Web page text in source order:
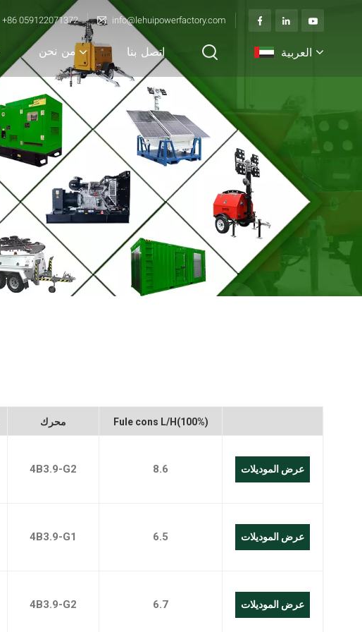
+86 059122071372 info@lehuipowerfactory.com
من نحن اتصل بنا العربية
English
français
Deutsch
italiano
русский
español
محرك Fule cons L/H(100%)
4B3.9-G2 8.6 عرض الموديلات
4B3.9-G1 6.5 عرض الموديلات
4B3.9-G2 6.7 عرض الموديلات